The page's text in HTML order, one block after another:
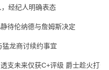
经纪人明确表态
待伦纳德与詹姆斯决定
猛龙商讨续约事宜
支未来仅获C+评级 爵士趁火打劫